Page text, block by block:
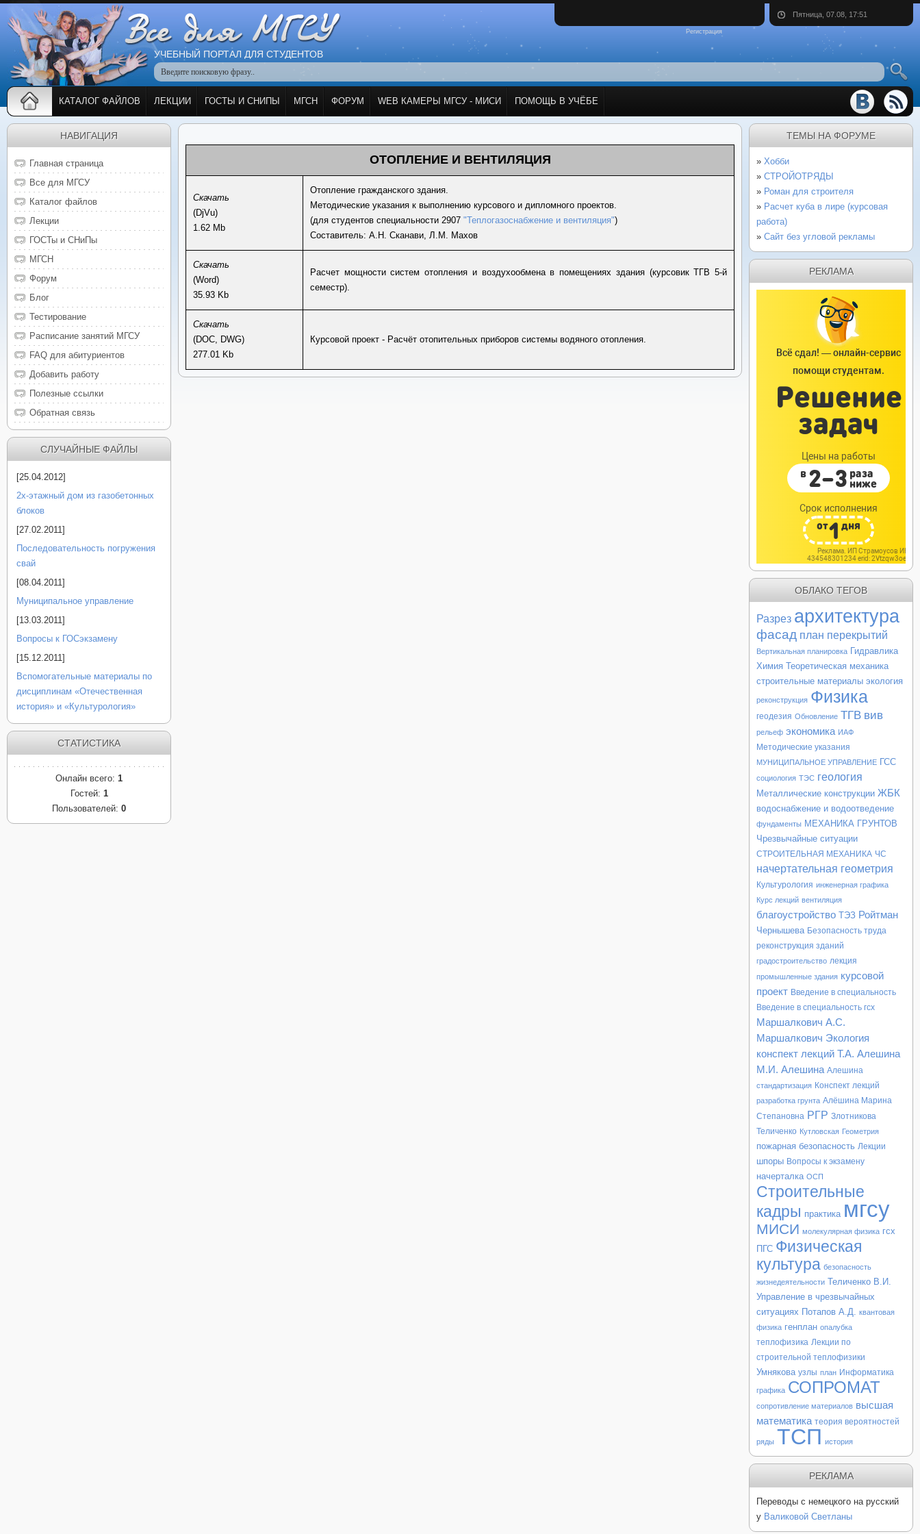
УЧЕБНЫЙ ПОРТАЛ ДЛЯ СТУДЕНТОВ
Пятница, 07.08, 17:51
Регистрация
КАТАЛОГ ФАЙЛОВ ЛЕКЦИИ ГОСТЫ И СНИПЫ МГСН ФОРУМ WEB КАМЕРЫ МГСУ - МИСИ ПОМОЩЬ В УЧЁБЕ
ОТОПЛЕНИЕ И ВЕНТИЛЯЦИЯ
Скачать
(DjVu)
1.62 Mb
Отопление гражданского здания.
Методические указания к выполнению курсового и дипломного проектов.
(для студентов специальности 2907 "Теплогазоснабжение и вентиляция")
Составитель: А.Н. Сканави, Л.М. Махов
Скачать
(Word)
35.93 Kb
Расчет мощности систем отопления и воздухообмена в помещениях здания (курсовик ТГВ 5-й
семестр).
Скачать
(DOC, DWG)
277.01 Kb
Курсовой проект - Расчёт отопительных приборов системы водяного отопления.
НАВИГАЦИЯ
Главная страница
Все для МГСУ
Каталог файлов
Лекции
ГОСТы и СНиПы
МГСН
Форум
Блог
Тестирование
Расписание занятий МГСУ
FAQ для абитуриентов
Добавить работу
Полезные ссылки
Обратная связь
СЛУЧАЙНЫЕ ФАЙЛЫ
[25.04.2012]
2х-этажный дом из газобетонных
блоков
[27.02.2011]
Последовательность погружения
свай
[08.04.2011]
Муниципальное управление
[13.03.2011]
Вопросы к ГОСэкзамену
[15.12.2011]
Вспомогательные материалы по
дисциплинам «Отечественная
история» и «Культурология»
СТАТИСТИКА
Онлайн всего: 1
Гостей: 1
Пользователей: 0
ТЕМЫ НА ФОРУМЕ
Хобби
СТРОЙОТРЯДЫ
Роман для строителя
Расчет куба в лире (курсовая
работа)
Сайт без угловой рекламы
РЕКЛАМА
ОБЛАКО ТЕГОВ
Разрез архитектура
фасад план перекрытий
Вертикальная планировка Гидравлика
Химия Теоретическая механика
строительные материалы экология
реконструкция Физика
геодезия Обновление ТГВ вив
рельеф экономика ИАФ
Методические указания
МУНИЦИПАЛЬНОЕ УПРАВЛЕНИЕ ГСС
социология ТЭС геология
Металлические конструкции ЖБК
водоснабжение и водоотведение
фундаменты МЕХАНИКА ГРУНТОВ
Чрезвычайные ситуации
СТРОИТЕЛЬНАЯ МЕХАНИКА ЧС
начертательная геометрия
Культурология инженерная графика
Курс лекций вентиляция
благоустройство ТЭЗ Ройтман
Чернышева Безопасность труда
реконструкция зданий
градостроительство лекция
промышленные здания курсовой
проект Введение в специальность
Введение в специальность гсх
Маршалкович А.С.
Маршалкович Экология
конспект лекций Т.А. Алешина
М.И. Алешина Алешина
стандартизация Конспект лекций
разработка грунта Алёшина Марина
Степановна РГР Злотникова
Теличенко Кутловская Геометрия
пожарная безопасность Лекции
шпоры Вопросы к экзамену
начерталка ОСП
Строительные
кадры практика мгсу
МИСИ молекулярная физика гсх
ПГС Физическая
культура безопасность
жизнедеятельности Теличенко В.И.
Управление в чрезвычайных
ситуациях Потапов А.Д. квантовая
физика генплан опалубка
теплофизика Лекции по
строительной теплофизики
Умнякова узлы план Информатика
графика СОПРОМАТ
сопротивление материалов высшая
математика теория вероятностей
ряды ТСП история
РЕКЛАМА
Переводы с немецкого на русский
у Валиковой Светланы